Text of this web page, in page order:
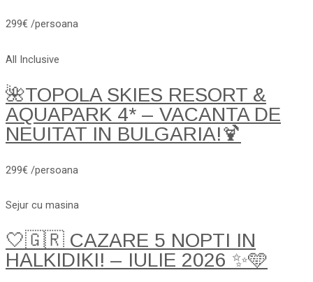
299€ /persoana
All Inclusive
🌺TOPOLA SKIES RESORT &
AQUAPARK 4* – VACANTA DE
NEUITAT IN BULGARIA!🍹
299€ /persoana
Sejur cu masina
🤍🇬🇷 CAZARE 5 NOPTI IN
HALKIDIKI! – IULIE 2026 ✨🩵